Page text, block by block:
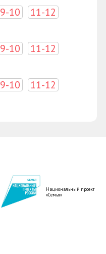
9-10 11-12
9-10 11-12
9-10 11-12
Национальный проект
«Семья»